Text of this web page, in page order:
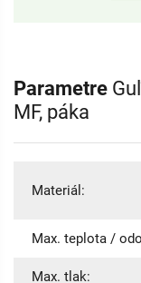
Parametre
MF, páka
Materiál:
Max. teplota /
Max. tlak: